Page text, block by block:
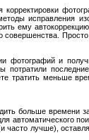
исправления
ему
фотографий и
тратить меньше
больше времени
автоматического
часто лучше),